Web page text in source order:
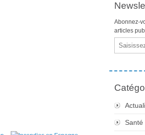
Abonnez-
articles
Email
Santé